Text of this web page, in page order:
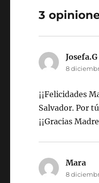
3
Josefa.G
8
¡¡Felicidades
Salvador. Por
¡¡Gracias
Mara
8